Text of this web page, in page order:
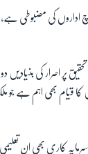
اداروں کی مضبوطی
پر اصرار کی
قیام بھی اہم ہے جو
کاری بھی ان